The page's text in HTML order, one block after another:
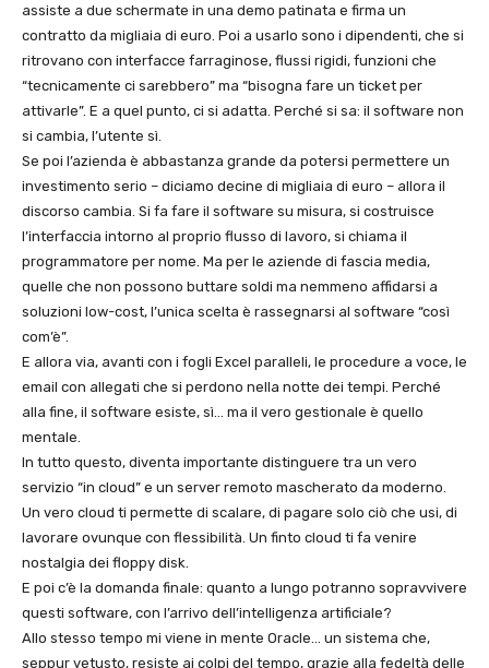
assiste a due schermate in una demo patinata e firma un
contratto da migliaia di euro. Poi a usarlo sono i dipendenti, che si
ritrovano con interfacce farraginose, flussi rigidi, funzioni che
“tecnicamente ci sarebbero” ma “bisogna fare un ticket per
attivarle”. E a quel punto, ci si adatta. Perché si sa: il software non
si cambia, l’utente sì.
Se poi l’azienda è abbastanza grande da potersi permettere un
investimento serio – diciamo decine di migliaia di euro – allora il
discorso cambia. Si fa fare il software su misura, si costruisce
l’interfaccia intorno al proprio flusso di lavoro, si chiama il
programmatore per nome. Ma per le aziende di fascia media,
quelle che non possono buttare soldi ma nemmeno affidarsi a
soluzioni low-cost, l’unica scelta è rassegnarsi al software “così
com’è”.
E allora via, avanti con i fogli Excel paralleli, le procedure a voce, le
email con allegati che si perdono nella notte dei tempi. Perché
alla fine, il software esiste, sì… ma il vero gestionale è quello
mentale.
In tutto questo, diventa importante distinguere tra un vero
servizio “in cloud” e un server remoto mascherato da moderno.
Un vero cloud ti permette di scalare, di pagare solo ciò che usi, di
lavorare ovunque con flessibilità. Un finto cloud ti fa venire
nostalgia dei floppy disk.
E poi c’è la domanda finale: quanto a lungo potranno sopravvivere
questi software, con l’arrivo dell’intelligenza artificiale?
Allo stesso tempo mi viene in mente Oracle… un sistema che,
seppur vetusto, resiste ai colpi del tempo, grazie alla fedeltà delle